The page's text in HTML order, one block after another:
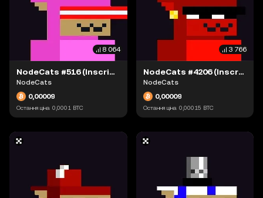
8 064
NodeCats #516 (Inscription #63895355)
NodeCats
0,00009
Остання ціна 0,0001 BTC
3 766
NodeCats #4206 (Inscription #63942190)
NodeCats
0,00009
Остання ціна 0,00015 BTC